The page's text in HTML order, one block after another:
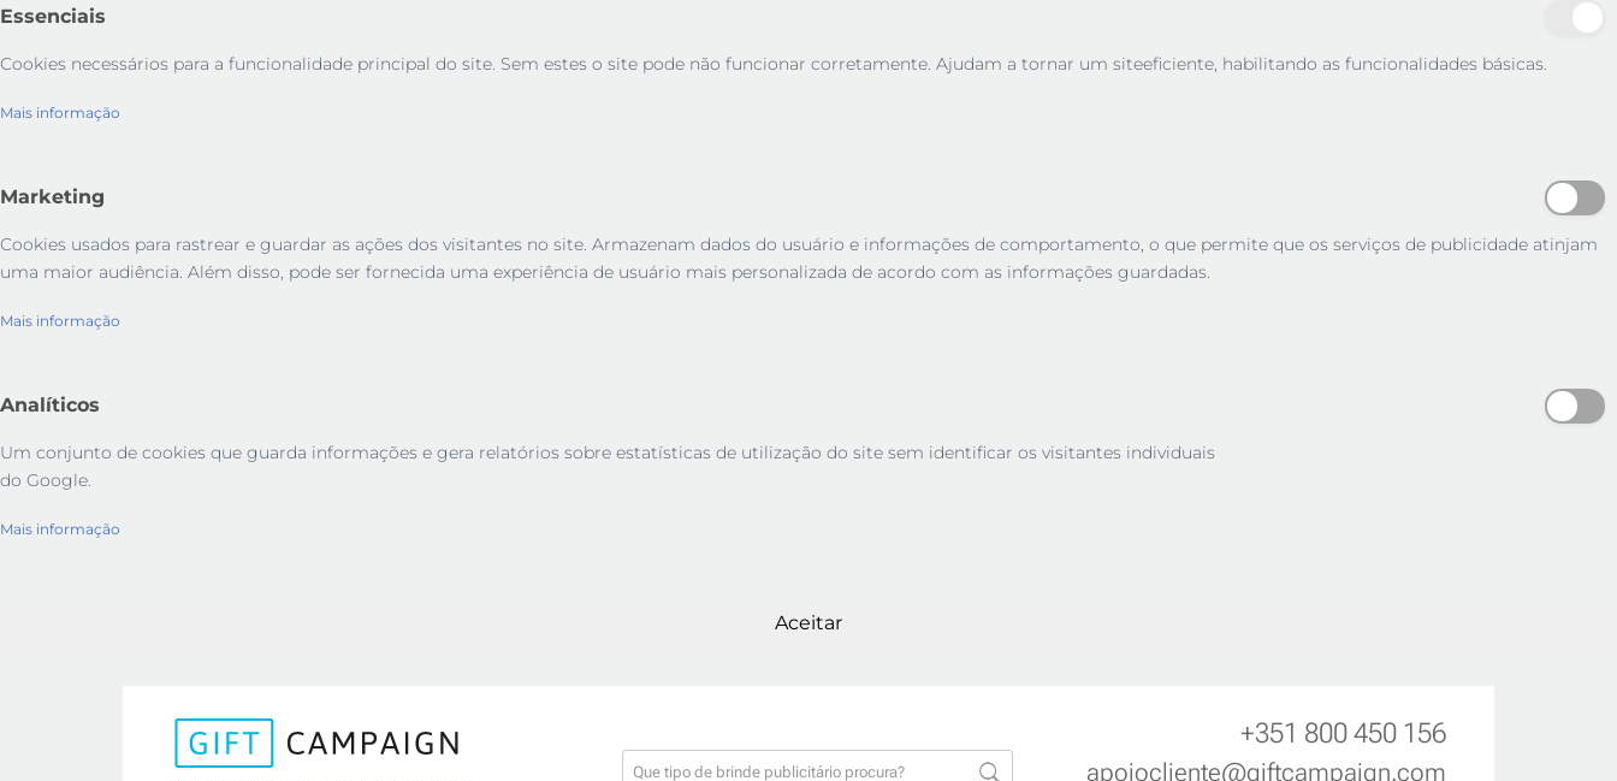
Essenciais
Cookies necessários para a funcionalidade principal do site. Sem estes o site pode não funcionar corretamente. Ajudam a tornar um siteeficiente, habilitando as funcionalidades básicas.
Mais informação
Marketing
Cookies usados ​​para rastrear e guardar as ações dos visitantes no site. Armazenam dados do usuário e informações de comportamento, o que permite que os serviços de publicidade atinjam
uma maior audiência. Além disso, pode ser fornecida uma experiência de usuário mais personalizada de acordo com as informações guardadas.
Mais informação
Analíticos
Um conjunto de cookies que guarda informações e gera relatórios sobre estatísticas de utilização do site sem identificar os visitantes individuais
do Google.
Mais informação
Aceitar
+351 800 450 156
apoiocliente@giftcampaign.com